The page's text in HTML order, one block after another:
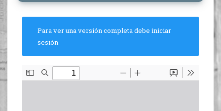
Para ver una versión completa debe iniciar
sesión